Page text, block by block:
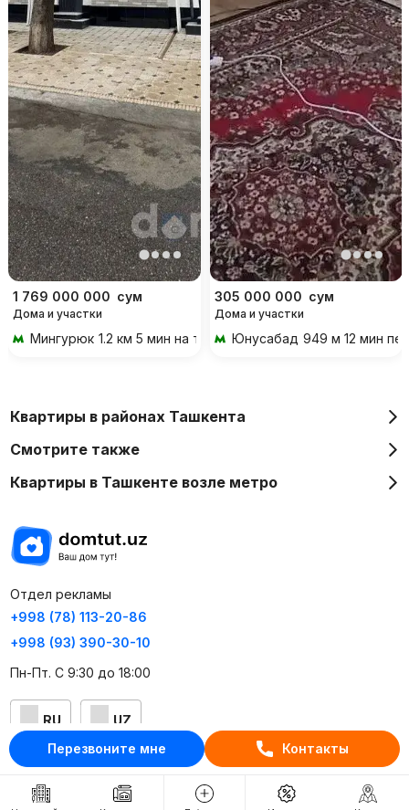
Перезвоните мне Контакты
1 769 000 000 сум
Дома и участки
Мингурюк 1.2 км 5 мин на транспорте
305 000 000 сум
Дома и участки
Юнусабад 949 м 12 мин
Квартиры в районах Ташкента
Смотрите также
Квартиры в Ташкенте возле метро
Отдел рекламы
+998 (78) 113-20-86
+998 (93) 390-30-10
Пн-Пт. С 9:30 до 18:00
RU UZ
Контакты
О проекте